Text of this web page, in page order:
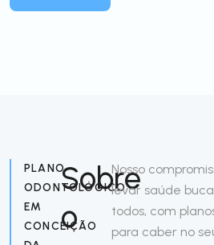
PLANO
ODONTOLÓGICO
EM
CONCEIÇÃO
Sobre
o
Nosso
levar saúde
todos, com
para caber no